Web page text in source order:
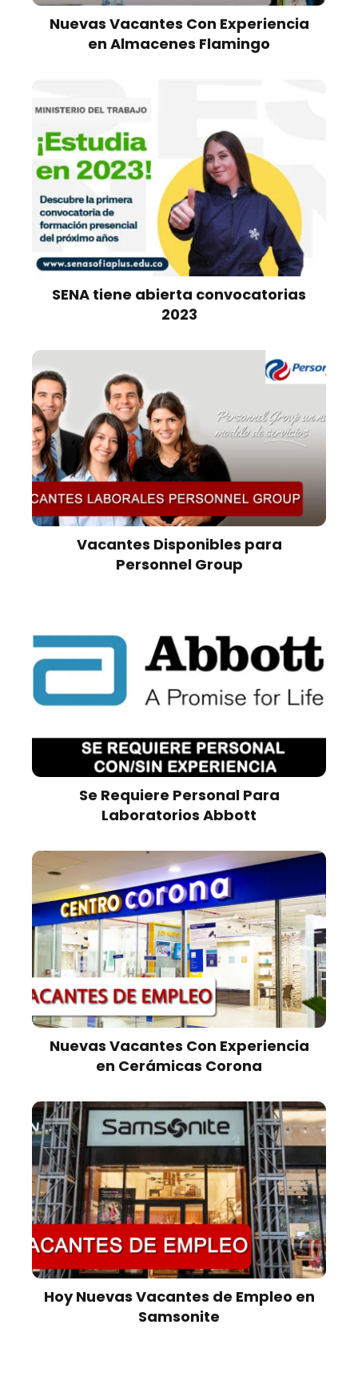
Nuevas Vacantes Con Experiencia
en Almacenes Flamingo
SENA tiene abierta convocatorias
2023
Vacantes Disponibles para
Personnel Group
Se Requiere Personal Para
Laboratorios Abbott
Nuevas Vacantes Con Experiencia
en Cerámicas Corona
Hoy Nuevas Vacantes de Empleo en
Samsonite